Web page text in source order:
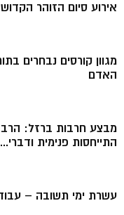
אירוע סיום הזוהר
מגוון קורסים נבחרים
האדם
מבצע חרבות ברזל: הרב
התייחסות פנימית ודברי...
עשרת ימי תשובה –